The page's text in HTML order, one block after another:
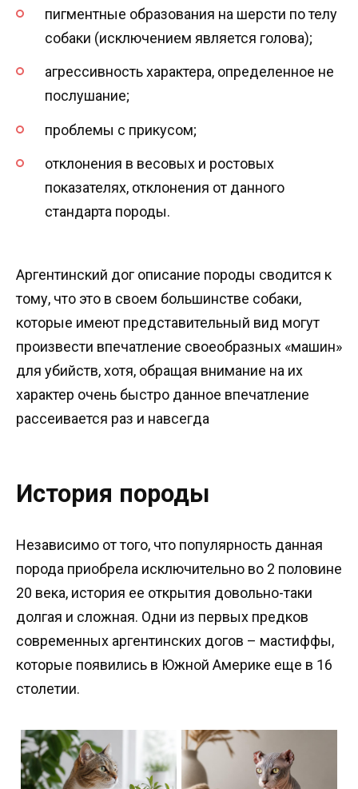
пигментные образования на шерсти по телу
собаки (исключением является голова);
агрессивность характера, определенное не
послушание;
проблемы с прикусом;
отклонения в весовых и ростовых
показателях, отклонения от данного
стандарта породы.
Аргентинский дог описание породы сводится к
тому, что это в своем большинстве собаки,
которые имеют представительный вид могут
произвести впечатление своеобразных «машин»
для убийств, хотя, обращая внимание на их
характер очень быстро данное впечатление
рассеивается раз и навсегда
История породы
Независимо от того, что популярность данная
порода приобрела исключительно во 2 половине
20 века, история ее открытия довольно-таки
долгая и сложная. Одни из первых предков
современных аргентинских догов – мастиффы,
которые появились в Южной Америке еще в 16
столетии.